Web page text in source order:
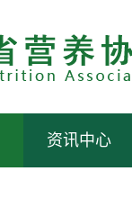
资讯中心